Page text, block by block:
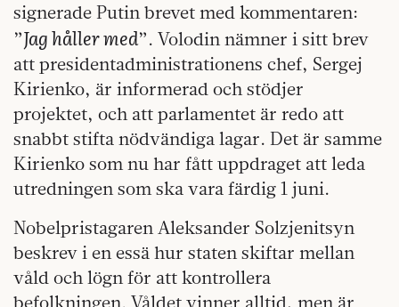
signerade Putin brevet med kommentaren:
”Jag håller med”. Volodin nämner i sitt brev
att presidentadministrationens chef, Sergej
Kirienko, är informerad och stödjer
projektet, och att parlamentet är redo att
snabbt stifta nödvändiga lagar. Det är samme
Kirienko som nu har fått uppdraget att leda
utredningen som ska vara färdig 1 juni.
Nobelpristagaren Aleksander Solzjenitsyn
beskrev i en essä hur staten skiftar mellan
våld och lögn för att kontrollera
befolkningen. Våldet vinner alltid, men är